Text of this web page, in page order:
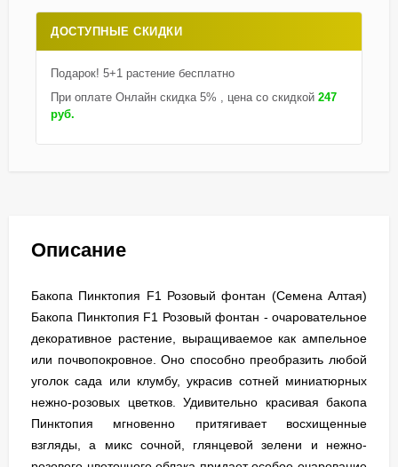
ДОСТУПНЫЕ СКИДКИ
Подарок! 5+1 растение бесплатно
При оплате Онлайн скидка 5% , цена со скидкой 247
руб.
Описание
Бакопа Пинктопия F1 Розовый фонтан (Семена Алтая)
Бакопа Пинктопия F1 Розовый фонтан - очаровательное
декоративное растение, выращиваемое как ампельное
или почвопокровное. Оно способно преобразить любой
уголок сада или клумбу, украсив сотней миниатюрных
нежно-розовых цветков. Удивительно красивая бакопа
Пинктопия мгновенно притягивает восхищенные
взгляды, а микс сочной, глянцевой зелени и нежно-